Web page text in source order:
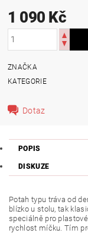
1 090 Kč
ZNAČKA
KATEGORIE
Dotaz
POPIS
DISKUZE
Potah typu tráva od
blízko u stolu, tak
speciálně pro
rychlost míčku. Tím